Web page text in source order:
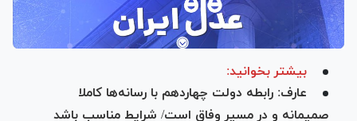
بیشتر بخوانید:
عارف: رابطه دولت چهاردهم با رسانه‌ها کاملا
صمیمانه و در مسیر وفاق است/ شرایط مناسب باشد